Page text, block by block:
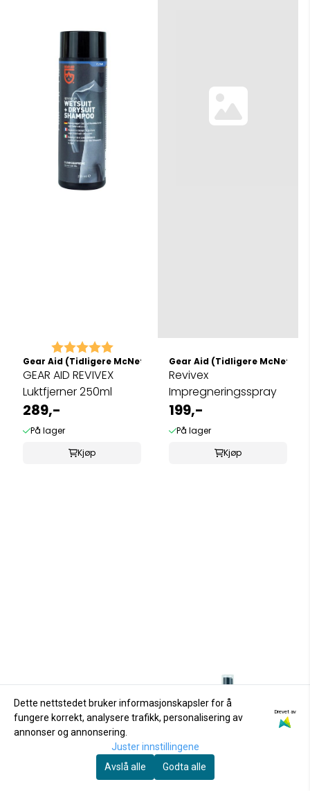
Karakter: 5.0 av 5 mulige
Gear Aid (Tidligere McNett)
GEAR AID REVIVEX
Luktfjerner 250ml
289,-
På lager
Kjøp
Gear Aid (Tidligere McNett)
Revivex
Impregneringsspray
199,-
På lager
Kjøp
Dette nettstedet bruker informasjonskapsler for å
fungere korrekt, analysere trafikk, personalisering av
annonser og annonsering.
Drevet av
Juster innstillingene
Avslå alle
Godta alle